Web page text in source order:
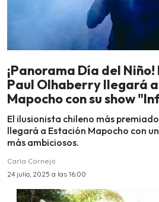
¡Panorama Día del
Paul Olhaberry llegará
Mapocho con su show
El ilusionista chileno más
llegará a Estación Mapocho con
más ambiciosos.
Carla Cornejo
24 julio, 2025 a las 16:00